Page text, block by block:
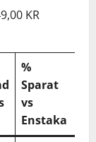
KR
%
Sparat
vs
Enstaka